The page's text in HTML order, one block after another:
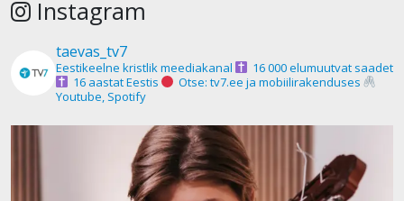
Instagram
taevas_tv7
Eestikeelne kristlik meediakanal
16 000 elumuutvat saadet
16 aastat Eestis
Otse: tv7.ee ja mobiilirakenduses
Youtube, Spotify